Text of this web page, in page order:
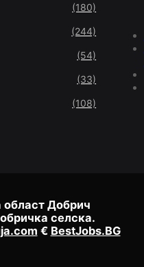
(180)
(244)
(54)
(33)
(108)
област Добрич
селска.
€ BestJobs.BG